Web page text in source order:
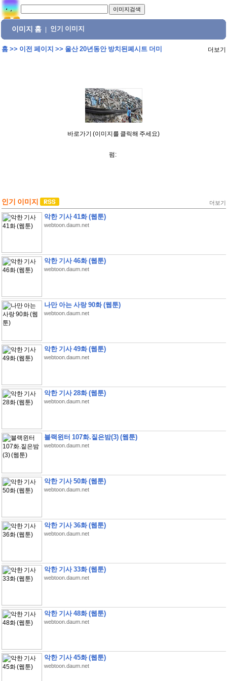
이미지 홈 인기 이미지
홈>> 이전 페이지 >> 울산 20년동안 방치된폐시트 더미 더보기
바로가기 (이미지를 클릭해 주세요)
펌:
인기 이미지 더보기
악한 기사 41화 (웹툰)
webtoon.daum.net
악한 기사 46화 (웹툰)
webtoon.daum.net
나만 아는 사랑 90화 (웹툰)
webtoon.daum.net
악한 기사 49화 (웹툰)
webtoon.daum.net
악한 기사 28화 (웹툰)
webtoon.daum.net
블랙윈터 107화.짙은밤(3) (웹툰)
webtoon.daum.net
악한 기사 50화 (웹툰)
webtoon.daum.net
악한 기사 36화 (웹툰)
webtoon.daum.net
악한 기사 33화 (웹툰)
webtoon.daum.net
악한 기사 48화 (웹툰)
webtoon.daum.net
악한 기사 45화 (웹툰)
webtoon.daum.net